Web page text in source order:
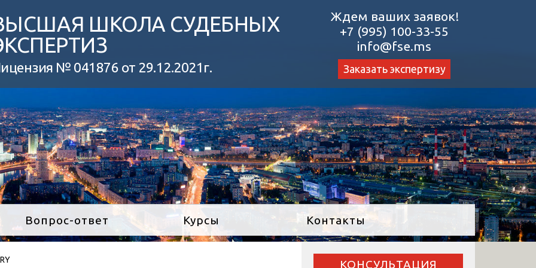
ШКОЛА СУДЕБНЫХ
№ 041876 от 29.12.2021г.
Ждем ваших заявок!
+7 (995) 100-33-55
info@fse.ms
Заказать экспертизу
Вопрос-ответ Курсы Контакты
КОНСУЛЬТАЦИЯ